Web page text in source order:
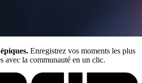
Enregistrez vos moments les plus
avec la communauté en un clic.